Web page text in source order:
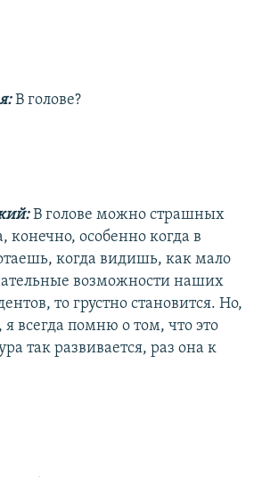
В голове?
В голове можно страшных
конечно, особенно когда в
когда видишь, как мало
возможности наших
то грустно становится. Но,
я всегда помню о том, что это
так развивается, раз она к